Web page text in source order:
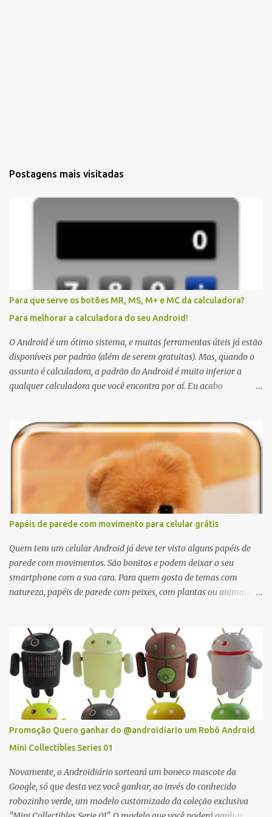
Postagens mais visitadas
Para que serve os botões MR, MS, M+ e MC da calculadora?
Para melhorar a calculadora do seu Android!
O Android é um ótimo sistema, e muitas ferramentas úteis já estão
disponíveis por padrão (além de serem gratuitas). Mas, quando o
assunto é calculadora, a padrão do Android é muito inferior a
qualquer calculadora que você encontra por aí. Eu acabo
enter), ou até mesmo fazer cálculos no Google (para isto, basta
escrever a equação no campo busca). Mas quando não tem jeito,
quando estou na rua e a única calculadora disponível é o meu
celular, fico um pouco descontente com os poucos recursos
disponíveis. Ainda bem que encontrei a Shake Calc; uma ótima
calculadora, com opções de básica e científica, e é grátis.
Papéis de parede com movimento para celular grátis
Quem tem um celular Android já deve ter visto alguns papéis de
parede com movimentos. São bonitos e podem deixar o seu
smartphone com a sua cara. Para quem gosta de temas com
natureza, papéis de parede com peixes, com plantas ou animais
wallpaper animado que tem o seu jeito. E o melhor, é que todos os
wall papers listados aqui são totalmente grátis!
Promoção Quero ganhar do @androidiario um Robô Android
Mini Collectibles Series 01
Novamente, o Androidiário sorteará um boneco mascote da
Google, só que desta vez você ganhar, ao invés do conhecido
robozinho verde, um modelo customizado da coleção exclusiva